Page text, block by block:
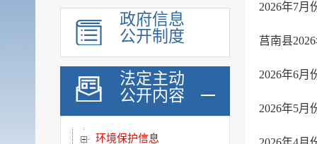
政府信息
公开制度
法定主动
公开内容
养老服务
稳岗就业
教育信息
医疗卫生
公共文化服务
环境保护信息
2026年7月
莒南县
2026年6月
2026年5月